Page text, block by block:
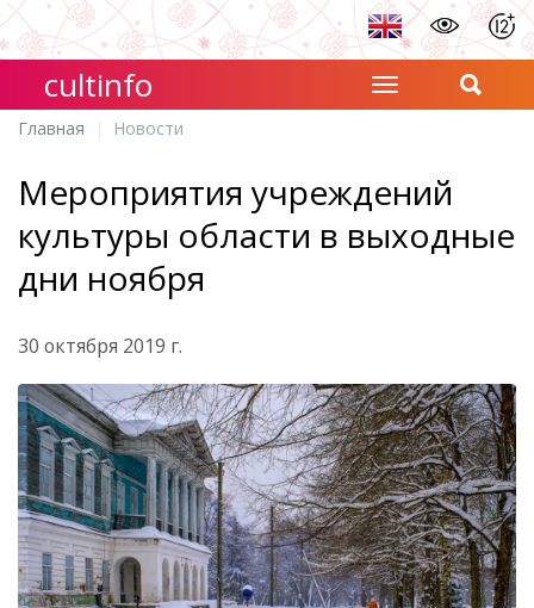
cultinfo
Главная Новости
Мероприятия учреждений
культуры области в выходные
дни ноября
30 октября 2019 г.